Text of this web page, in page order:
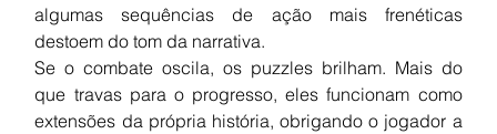
algumas sequências de ação mais frenéticas
destoem do tom da narrativa.
Se o combate oscila, os puzzles brilham. Mais do
que travas para o progresso, eles funcionam como
extensões da própria história, obrigando o jogador a